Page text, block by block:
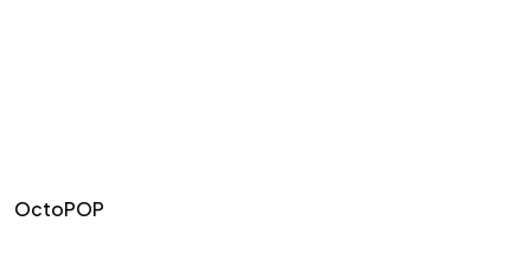
OctoPOP